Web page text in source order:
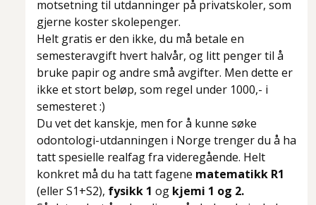
motsetning til utdanninger på privatskoler, som
gjerne koster skolepenger.
Helt gratis er den ikke, du må betale en
semesteravgift hvert halvår, og litt penger til å
bruke papir og andre små avgifter. Men dette er
ikke et stort beløp, som regel under 1000,- i
semesteret :)
Du vet det kanskje, men for å kunne søke
odontologi-utdanningen i Norge trenger du å ha
tatt spesielle realfag fra videregående. Helt
konkret må du ha tatt fagene matematikk R1
(eller S1+S2), fysikk 1 og kjemi 1 og 2.